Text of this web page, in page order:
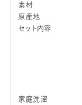
素材
原産地
セット内容
家庭洗濯